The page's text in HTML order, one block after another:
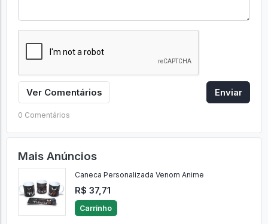
Ver Comentários Enviar
0 Comentários
Mais Anúncios
Caneca Personalizada Venom Anime
R$ 37,71
Carrinho